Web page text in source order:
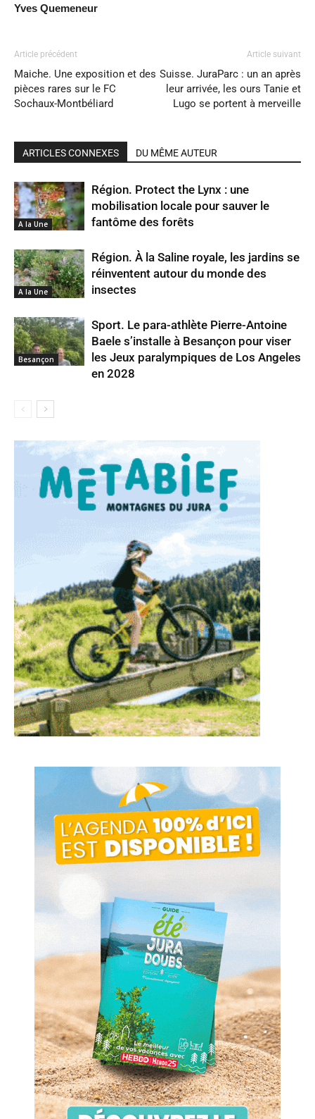
Yves Quemeneur
Article précédent
Maiche. Une exposition et des
pièces rares sur le FC
Sochaux-Montbéliard
Article suivant
Suisse. JuraParc : un an après
leur arrivée, les ours Tanie et
Lugo se portent à merveille
ARTICLES CONNEXES DU MÊME AUTEUR
A la Une
Région. Protect the Lynx : une
mobilisation locale pour sauver le
fantôme des forêts
A la Une
Région. À la Saline royale, les jardins se
réinventent autour du monde des
insectes
Besançon
Sport. Le para-athlète Pierre-Antoine
Baele s’installe à Besançon pour viser
les Jeux paralympiques de Los Angeles
en 2028